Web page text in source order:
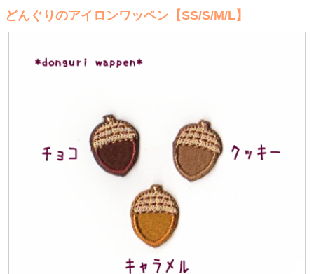
どんぐりのアイロンワッペン【SS/S/M/L】